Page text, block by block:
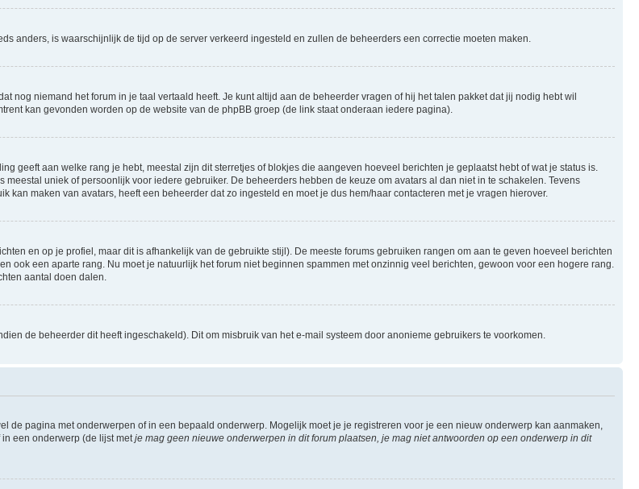
anders, is waarschijnlijk de tijd op de server verkeerd ingesteld en zullen de beheerders een correctie moeten maken.
nog niemand het forum in je taal vertaald heeft. Je kunt altijd aan de beheerder vragen of hij het talen pakket dat jij nodig hebt wil
kan gevonden worden op de website van de phpBB groep (de link staat onderaan iedere pagina).
geeft aan welke rang je hebt, meestal zijn dit sterretjes of blokjes die aangeven hoeveel berichten je geplaatst hebt of wat je status is.
uniek of persoonlijk voor iedere gebruiker. De beheerders hebben de keuze om avatars al dan niet in te schakelen. Tevens
maken van avatars, heeft een beheerder dat zo ingesteld en moet je dus hem/haar contacteren met je vragen hierover.
en op je profiel, maar dit is afhankelijk van de gebruikte stijl). De meeste forums gebruiken rangen om aan te geven hoeveel berichten
een aparte rang. Nu moet je natuurlijk het forum niet beginnen spammen met onzinnig veel berichten, gewoon voor een hogere rang.
aantal doen dalen.
de beheerder dit heeft ingeschakeld). Dit om misbruik van het e-mail systeem door anonieme gebruikers te voorkomen.
pagina met onderwerpen of in een bepaald onderwerp. Mogelijk moet je je registreren voor je een nieuw onderwerp kan aanmaken,
een onderwerp (de lijst met je mag geen nieuwe onderwerpen in dit forum plaatsen, je mag niet antwoorden op een onderwerp in dit